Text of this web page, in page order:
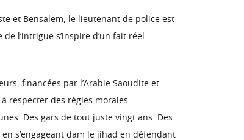
et Bensalem, le lieutenant de police est
l’intrigue s’inspire d’un fait réel :
financées par l’Arabie Saoudite et
respecter des règles morales
Des gars de tout juste vingt ans. Des
s’engageant dam le jihad en défendant